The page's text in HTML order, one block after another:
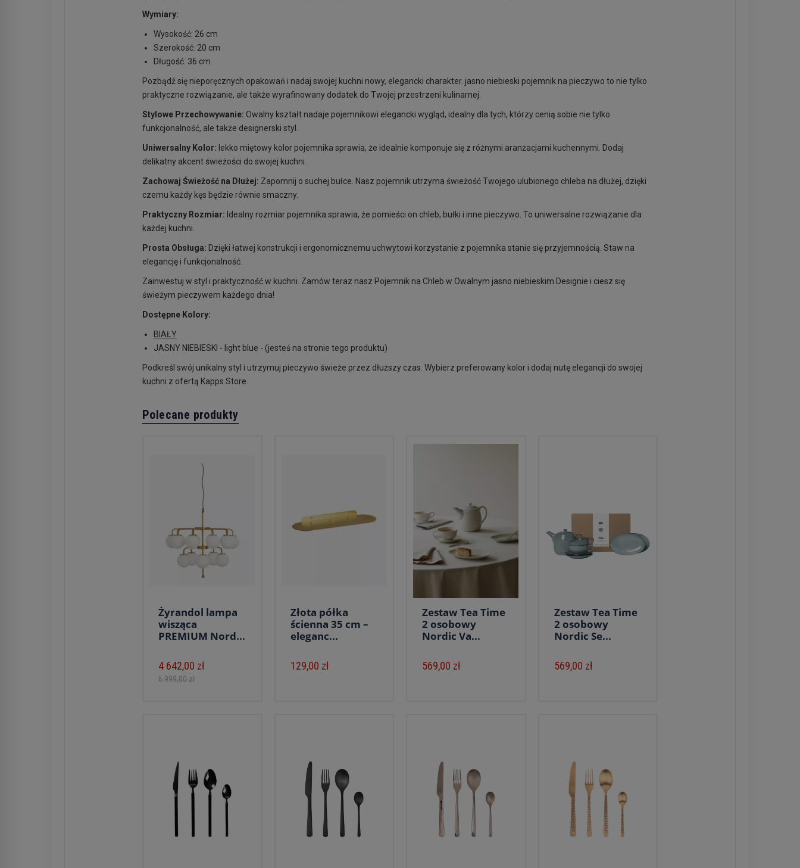
Wymiary:
Wysokość: 26 cm
Szerokość: 20 cm
Długość: 36 cm
Pozbądź się nieporęcznych opakowań i nadaj swojej kuchni nowy, elegancki charakter. jasno niebieski pojemnik na pieczywo to nie tylko
praktyczne rozwiązanie, ale także wyrafinowany dodatek do Twojej przestrzeni kulinarnej.
Stylowe Przechowywanie: Owalny kształt nadaje pojemnikowi elegancki wygląd, idealny dla tych, którzy cenią sobie nie tylko
funkcjonalność, ale także designerski styl.
Uniwersalny Kolor: lekko miętowy kolor pojemnika sprawia, że idealnie komponuje się z różnymi aranżacjami kuchennymi. Dodaj
delikatny akcent świeżości do swojej kuchni.
Zachowaj Świeżość na Dłużej: Zapomnij o suchej bułce. Nasz pojemnik utrzyma świeżość Twojego ulubionego chleba na dłużej, dzięki
czemu każdy kęs będzie równie smaczny.
Praktyczny Rozmiar: Idealny rozmiar pojemnika sprawia, że pomieści on chleb, bułki i inne pieczywo. To uniwersalne rozwiązanie dla
każdej kuchni.
Prosta Obsługa: Dzięki łatwej konstrukcji i ergonomicznemu uchwytowi korzystanie z pojemnika stanie się przyjemnością. Staw na
elegancję i funkcjonalność.
Zainwestuj w styl i praktyczność w kuchni. Zamów teraz nasz Pojemnik na Chleb w Owalnym jasno niebieskim Designie i ciesz się
świeżym pieczywem każdego dnia!
Dostępne Kolory:
BIAŁY
JASNY NIEBIESKI - light blue - (jesteś na stronie tego produktu)
Podkreśl swój unikalny styl i utrzymuj pieczywo świeże przez dłuższy czas. Wybierz preferowany kolor i dodaj nutę elegancji do swojej
kuchni z ofertą Kapps Store.
Polecane produkty
Żyrandol lampa
wisząca
PREMIUM Nord...
4 642,00 zł
6 999,00 zł
Złota półka
ścienna 35 cm –
eleganc...
129,00 zł
Zestaw Tea Time
2 osobowy
Nordic Va...
569,00 zł
Zestaw Tea Time
2 osobowy
Nordic Se...
569,00 zł